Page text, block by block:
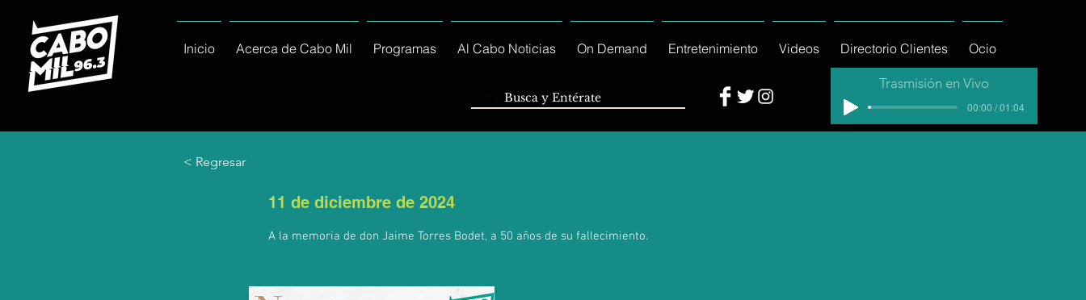
Inicio Acerca de Cabo Mil Programas Al Cabo Noticias On Demand Entretenimiento Videos Directorio Clientes Ocio
Trasmisión en Vivo
00:00 / 01:04
< Regresar
11 de diciembre de 2024
A la memoria de don Jaime Torres Bodet, a 50 años de su fallecimiento.